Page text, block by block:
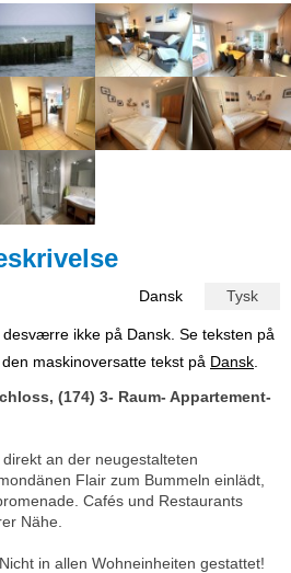
Dansk Tysk
ikke på Dansk. Se teksten på
maskinoversatte tekst på Dansk
(174) 3- Raum- Appartement-
an der neugestalteten
Flair zum Bummeln einlädt,
Cafés und Restaurants
Nähe.
in allen Wohneinheiten gestattet!